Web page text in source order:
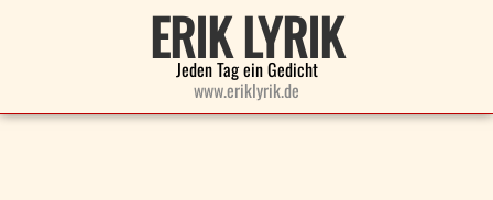
ERIK LYRIK
Jeden Tag ein Gedicht
www.eriklyrik.de